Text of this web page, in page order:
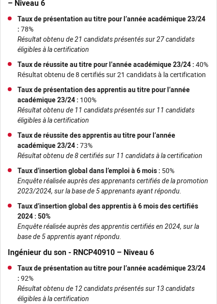
– Niveau 6
Taux de présentation au titre pour l’année académique 23/24
: 78%
Résultat obtenu de 21 candidats présentés sur 27 candidats
éligibles à la certification
Taux de réussite au titre pour l’année académique 23/24 : 40%
Résultat obtenu de 8 certifiés sur 21 candidats à la certification
Taux de présentation des apprentis au titre pour l’année
académique 23/24 : 100%
Résultat obtenu de 11 candidats présentés sur 11 candidats
éligibles à la certification
Taux de réussite des apprentis au titre pour l’année
académique 23/24 : 73%
Résultat obtenu de 8 certifiés sur 11 candidats à la certification
Taux d’insertion global dans l’emploi à 6 mois : 50%
Enquête réalisée auprès des apprenants certifiés de la promotion
2023/2024, sur la base de 5 apprenants ayant répondu.
Taux d’insertion global des apprentis à 6 mois des certifiés
2024 : 50%
Enquête réalisée auprès des apprentis certifiés en 2024, sur la
base de 5 apprentis ayant répondu.
Ingénieur du son - RNCP40910 – Niveau 6
Taux de présentation au titre pour l’année académique 23/24
: 92%
Résultat obtenu de 12 candidats présentés sur 13 candidats
éligibles à la certification